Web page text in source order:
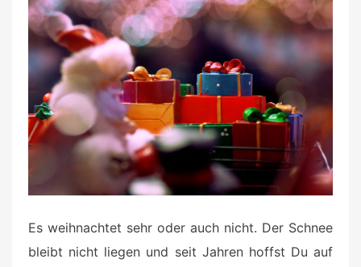
t
e
d
o
n
Es weihnachtet sehr oder auch nicht. Der Schnee
bleibt nicht liegen und seit Jahren hoffst Du auf